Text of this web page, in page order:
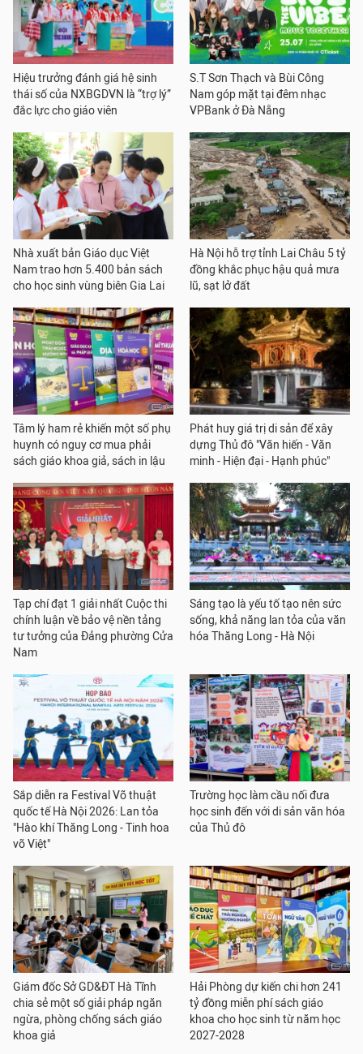
Hiệu trưởng đánh giá hệ sinh
thái số của NXBGDVN là “trợ lý”
đắc lực cho giáo viên
S.T Sơn Thạch và Bùi Công
Nam góp mặt tại đêm nhạc
VPBank ở Đà Nẵng
Nhà xuất bản Giáo dục Việt
Nam trao hơn 5.400 bản sách
cho học sinh vùng biên Gia Lai
Hà Nội hỗ trợ tỉnh Lai Châu 5 tỷ
đồng khắc phục hậu quả mưa
lũ, sạt lở đất
Tâm lý ham rẻ khiến một số phụ
huynh có nguy cơ mua phải
sách giáo khoa giả, sách in lậu
Phát huy giá trị di sản để xây
dựng Thủ đô "Văn hiến - Văn
minh - Hiện đại - Hạnh phúc"
Tạp chí đạt 1 giải nhất Cuộc thi
chính luận về bảo vệ nền tảng
tư tưởng của Đảng phường Cửa
Nam
Sáng tạo là yếu tố tạo nên sức
sống, khả năng lan tỏa của văn
hóa Thăng Long - Hà Nội
Sắp diễn ra Festival Võ thuật
quốc tế Hà Nội 2026: Lan tỏa
"Hào khí Thăng Long - Tinh hoa
võ Việt"
Trường học làm cầu nối đưa
học sinh đến với di sản văn hóa
của Thủ đô
Giám đốc Sở GD&ĐT Hà Tĩnh
chia sẻ một số giải pháp ngăn
ngừa, phòng chống sách giáo
khoa giả
Hải Phòng dự kiến chi hơn 241
tỷ đồng miễn phí sách giáo
khoa cho học sinh từ năm học
2027-2028